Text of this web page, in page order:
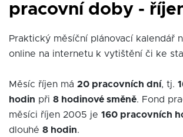
pracovní doby -
Praktický měsíční plánovací kalendář
online na internetu k vytištění či ke
Měsíc říjen má 20 pracovních dní, tj.
hodin při 8 hodinové směně. Fond
měsíci říjen 2005 je 160 pracovních
dlouhé 8 hodin.